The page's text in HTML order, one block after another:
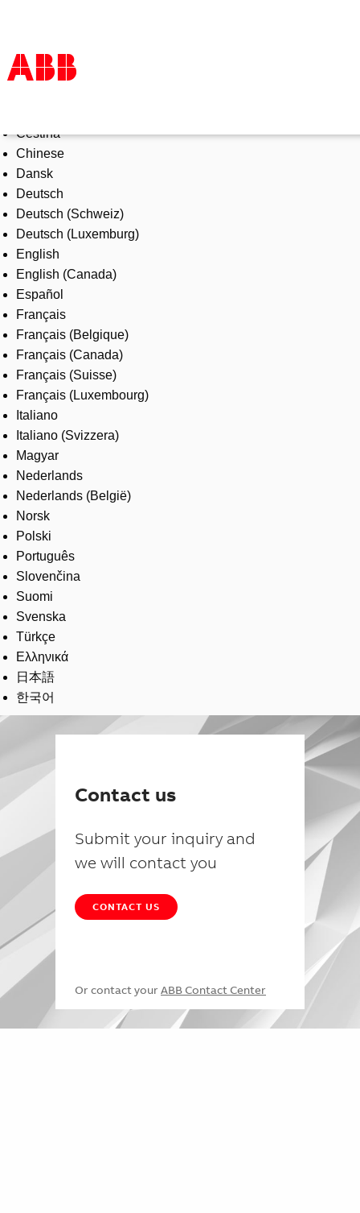
Products & Solutions
Industries
Services
About us
Where to buy
Contact us
Careers
Čeština
Chinese
Dansk
Deutsch
Deutsch (Schweiz)
Deutsch (Luxemburg)
English
English (Canada)
Español
Français
Français (Belgique)
Français (Canada)
Français (Suisse)
Français (Luxembourg)
Italiano
Italiano (Svizzera)
Magyar
Nederlands
Nederlands (België)
Norsk
Polski
Português
Slovenčina
Suomi
Svenska
Türkçe
Ελληνικά
日本語
한국어
Contact us
Submit your inquiry and
we will contact you
CONTACT US
Or contact your ABB Contact Center